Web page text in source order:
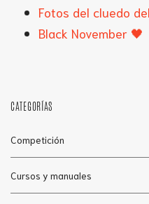
Fotos del cluedo
Black November 🖤
CATEGORÍAS
Competición
Cursos y manuales